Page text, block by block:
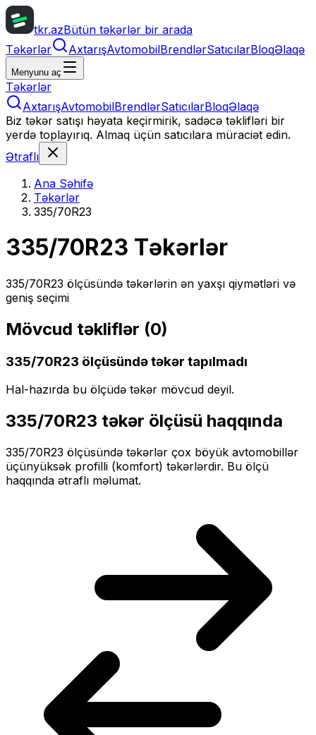
tkr.azBütün təkərlər bir arada
Təkərlər
AxtarışAvtomobilBrendlərSatıcılarBloqƏlaqə
Menyunu aç
Təkərlər
AxtarışAvtomobilBrendlərSatıcılarBloqƏlaqə
Biz təkər satışı həyata keçirmirik, sadəcə təklifləri bir
yerdə toplayırıq. Almaq üçün satıcılara müraciət edin.
Ətraflı
Ana Səhifə
Təkərlər
335/70R23
335/70R23 Təkərlər
335/70R23 ölçüsündə təkərlərin ən yaxşı qiymətləri və
geniş seçimi
Mövcud təkliflər (0)
335/70R23 ölçüsündə təkər tapılmadı
Hal-hazırda bu ölçüdə təkər mövcud deyil.
335/70R23 təkər ölçüsü haqqında
335/70R23 ölçüsündə təkərlər çox böyük avtomobillər
üçünyüksək profilli (komfort) təkərlərdir. Bu ölçü
haqqında ətraflı məlumat.